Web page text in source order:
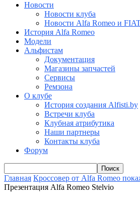
Новости
Новости клуба
Новости Alfa Romeo и
История Alfa Romeo
Модели
Альфистам
Документация
Магазины запчастей
Сервисы
Ремзона
О клубе
История создания Alfisti.by
Встречи клуба
Клубная атрибутика
Наши партнеры
Контакты клуба
Форум
Главная Кроссовер от Alfa Romeo
Презентация Alfa Romeo Stelvio